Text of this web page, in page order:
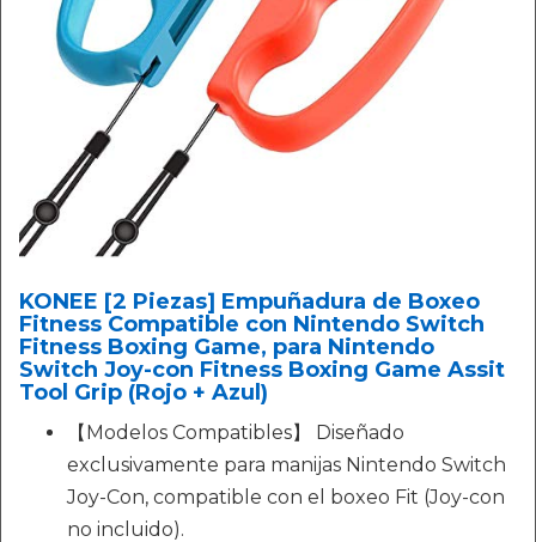
KONEE [2 Piezas] Empuñadura de Boxeo
Fitness Compatible con Nintendo Switch
Fitness Boxing Game, para Nintendo
Switch Joy-con Fitness Boxing Game Assit
Tool Grip (Rojo + Azul)
【Modelos Compatibles】 Diseñado
exclusivamente para manijas Nintendo Switch
Joy-Con, compatible con el boxeo Fit (Joy-con
no incluido).